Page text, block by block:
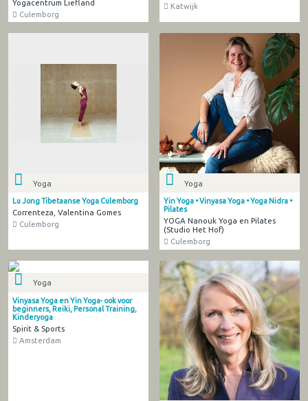
Yogacentrum Liefland
Culemborg
Katwijk
Yoga
Lu Jong Tibetaanse Yoga Culemborg
Correnteza, Valentina Gomes
Culemborg
Yoga
Yin Yoga • Vinyasa Yoga • Yoga Nidra •
Pilates
YOGA Nanouk Yoga en Pilates
(Studio Het Hof)
Culemborg
Yoga
Vinyasa Yoga en Yin Yoga- ook voor
beginners, Reiki, Personal Training,
Kinderyoga
Spirit & Sports
Amsterdam